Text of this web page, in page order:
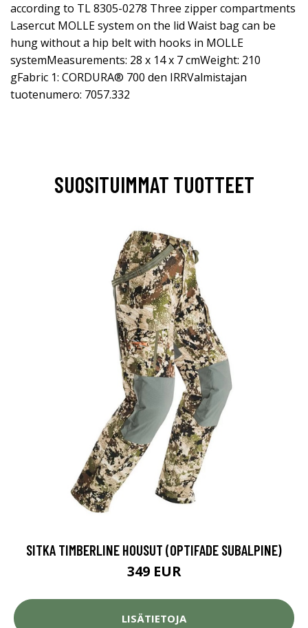
according to TL 8305-0278 Three zipper compartments
Lasercut MOLLE system on the lid Waist bag can be
hung without a hip belt with hooks in MOLLE
systemMeasurements: 28 x 14 x 7 cmWeight: 210
gFabric 1: CORDURA® 700 den IRRValmistajan
tuotenumero: 7057.332
SUOSITUIMMAT TUOTTEET
SITKA TIMBERLINE HOUSUT (OPTIFADE SUBALPINE)
349 EUR
LISÄTIETOJA